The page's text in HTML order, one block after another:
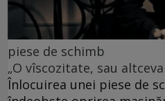
piese de schimb
„O vîscozitate, sau
Înlocuirea unei piese de